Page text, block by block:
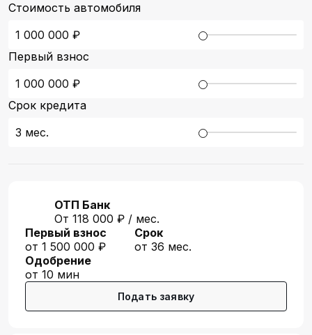
Стоимость автомобиля
1 000 000 ₽
Первый взнос
1 000 000 ₽
Срок кредита
3 мес.
ОТП Банк
От 118 000 ₽ / мес.
Первый взнос
от 1 500 000 ₽
Срок
от 36 мес.
Одобрение
от 10 мин
Подать заявку